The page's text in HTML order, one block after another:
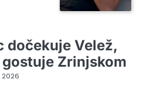
dočekuje Velež,
Zrinjskom
2026